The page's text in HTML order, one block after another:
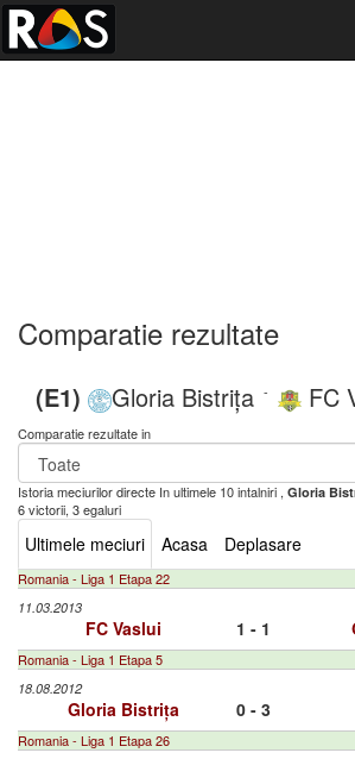
Comparatie rezultate
(E1) Gloria Bistrița - FC
Comparatie rezultate in
Istoria meciurilor directe In ultimele 10 intalniri , Gloria
6 victorii, 3 egaluri
Ultimele meciuri Acasa Deplasare
Romania - Liga 1 Etapa 22
11.03.2013
FC Vaslui 1 - 1
Romania - Liga 1 Etapa 5
18.08.2012
Gloria Bistrița 0 - 3
Romania - Liga 1 Etapa 26